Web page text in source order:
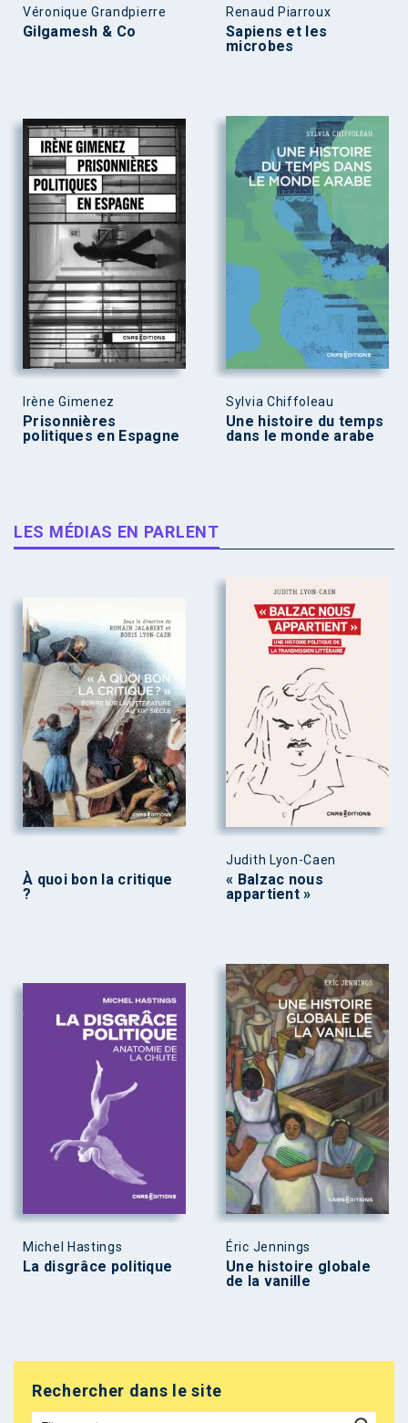
Véronique Grandpierre
Gilgamesh & Co
Renaud Piarroux
Sapiens et les
microbes
Irène Gimenez
Prisonnières
politiques en Espagne
Sylvia Chiffoleau
Une histoire du temps
dans le monde arabe
LES MÉDIAS EN PARLENT
À quoi bon la critique
?
Judith Lyon-Caen
« Balzac nous
appartient »
Michel Hastings
La disgrâce politique
Éric Jennings
Une histoire globale
de la vanille
Rechercher dans le site